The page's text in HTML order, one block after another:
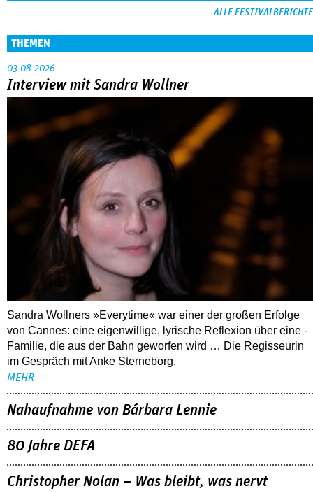
ALLE FESTIVALBERICHTE
THEMEN
03.08.2026
Interview mit Sandra Wollner
Sandra Wollners »Everytime« war einer der großen Erfolge
von Cannes: eine eigenwillige, lyrische Reflexion über eine ­
Familie, die aus der Bahn geworfen wird … Die Regisseurin
im Gespräch mit Anke Sterneborg.
MEHR
Nahaufnahme von Bárbara Lennie
80 Jahre DEFA
Christopher Nolan – Was bleibt, was nervt